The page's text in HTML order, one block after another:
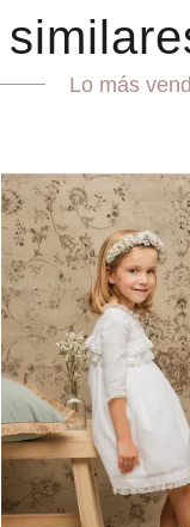
Lo más